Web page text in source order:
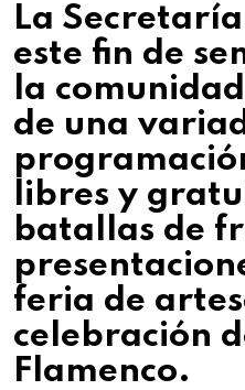
La
este fin de
la
de una
libres y
batallas de
feria de
celebración
Flamenco.